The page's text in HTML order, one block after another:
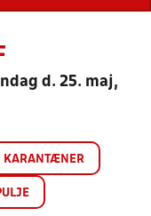
d. 25. maj,
KARANTÆNER